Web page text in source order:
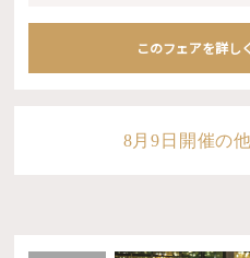
このフェアを詳し
8月9日開催の